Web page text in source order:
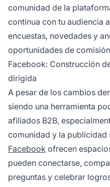
comunidad de la
continua con tu audiencia
encuestas, novedades y
oportunidades de
Facebook: Construcción
dirigida
A pesar de los cambios
siendo una herramienta
afiliados B2B,
comunidad y la publicidad
Facebook ofrecen
pueden conectarse,
preguntas y celebrar